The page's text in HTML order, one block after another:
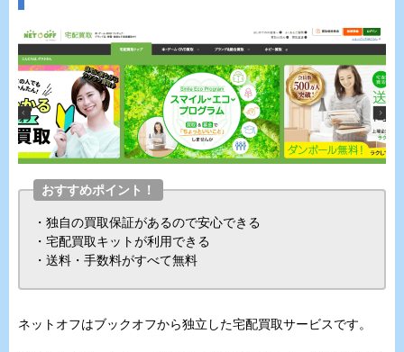
おすすめポイント！
・独自の買取保証があるので安心できる
・宅配買取キットが利用できる
・送料・手数料がすべて無料
ネットオフはブックオフから独立した宅配買取サービスです。